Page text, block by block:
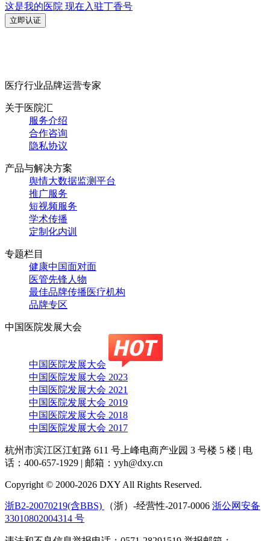
这是我的医院 现在入驻丁香号
立即认证
医疗行业品牌运营专家
关于医院汇
服务介绍
合作咨询
隐私协议
产品与解决方案
舆情大数据监测平台
推广服务
短视频服务
学术传播
定制化内训
专题栏目
健康中国面对面
医管先锋人物
最佳品牌传播医疗机构
品牌专区
中国医院发展大会
中国医院发展大会
中国医院发展大会 2023
中国医院发展大会 2021
中国医院发展大会 2019
中国医院发展大会 2018
中国医院发展大会 2017
杭州市滨江区江虹路 611 号上峰电商产业园 3 号楼 5 楼 | 电
话：400-657-1929 | 邮箱：yyh@dxy.cn
Copyright © 2000-2026 DXY All Rights Reserved.
浙B2-20070219(含BBS) （浙）-经营性-2017-0006 浙公网安备
33010802004314 号